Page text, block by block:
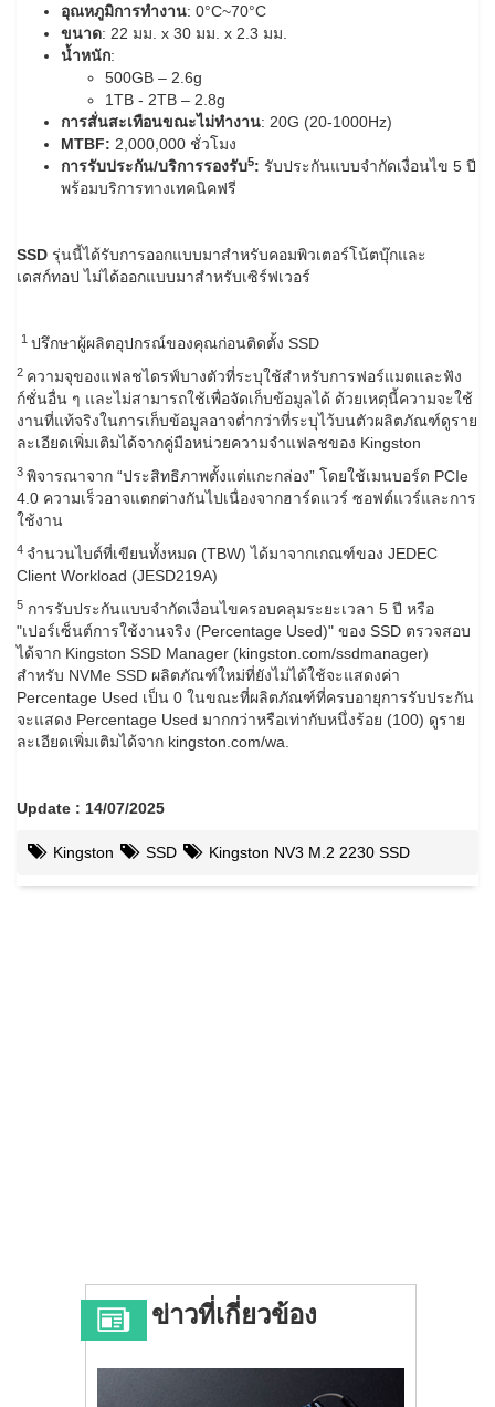
อุณหภูมิการทำงาน: 0°C~70°C
ขนาด: 22 มม. x 30 มม. x 2.3 มม.
น้ำหนัก:
500GB – 2.6g
1TB - 2TB – 2.8g
การสั่นสะเทือนขณะไม่ทำงาน: 20G (20-1000Hz)
MTBF: 2,000,000 ชั่วโมง
การรับประกัน/บริการรองรับ5: รับประกันแบบจำกัดเงื่อนไข 5 ปี
พร้อมบริการทางเทคนิคฟรี
SSD รุ่นนี้ได้รับการออกแบบมาสำหรับคอมพิวเตอร์โน้ตบุ๊กและ
เดสก์ทอป ไม่ได้ออกแบบมาสำหรับเซิร์ฟเวอร์
1 ปรึกษาผู้ผลิตอุปกรณ์ของคุณก่อนติดตั้ง SSD
2 ความจุของแฟลชไดรฟ์บางตัวที่ระบุใช้สำหรับการฟอร์แมตและฟัง
ก์ชั่นอื่น ๆ และไม่สามารถใช้เพื่อจัดเก็บข้อมูลได้ ด้วยเหตุนี้ความจะใช้
งานที่แท้จริงในการเก็บข้อมูลอาจต่ำกว่าที่ระบุไว้บนตัวผลิตภัณฑ์ดูราย
ละเอียดเพิ่มเติมได้จากคู่มือหน่วยความจำแฟลชของ Kingston
3 พิจารณาจาก “ประสิทธิภาพตั้งแต่แกะกล่อง” โดยใช้เมนบอร์ด PCIe
4.0 ความเร็วอาจแตกต่างกันไปเนื่องจากฮาร์ดแวร์ ซอฟต์แวร์และการ
ใช้งาน
4 จำนวนไบต์ที่เขียนทั้งหมด (TBW) ได้มาจากเกณฑ์ของ JEDEC
Client Workload (JESD219A)
5 การรับประกันแบบจำกัดเงื่อนไขครอบคลุมระยะเวลา 5 ปี หรือ
"เปอร์เซ็นต์การใช้งานจริง (Percentage Used)" ของ SSD ตรวจสอบ
ได้จาก Kingston SSD Manager (kingston.com/ssdmanager)
สำหรับ NVMe SSD ผลิตภัณฑ์ใหม่ที่ยังไม่ได้ใช้จะแสดงค่า
Percentage Used เป็น 0 ในขณะที่ผลิตภัณฑ์ที่ครบอายุการรับประกัน
จะแสดง Percentage Used มากกว่าหรือเท่ากับหนึ่งร้อย (100) ดูราย
ละเอียดเพิ่มเติมได้จาก kingston.com/wa.
Update : 14/07/2025
Kingston SSD Kingston NV3 M.2 2230 SSD
ข่าวที่เกี่ยวข้อง